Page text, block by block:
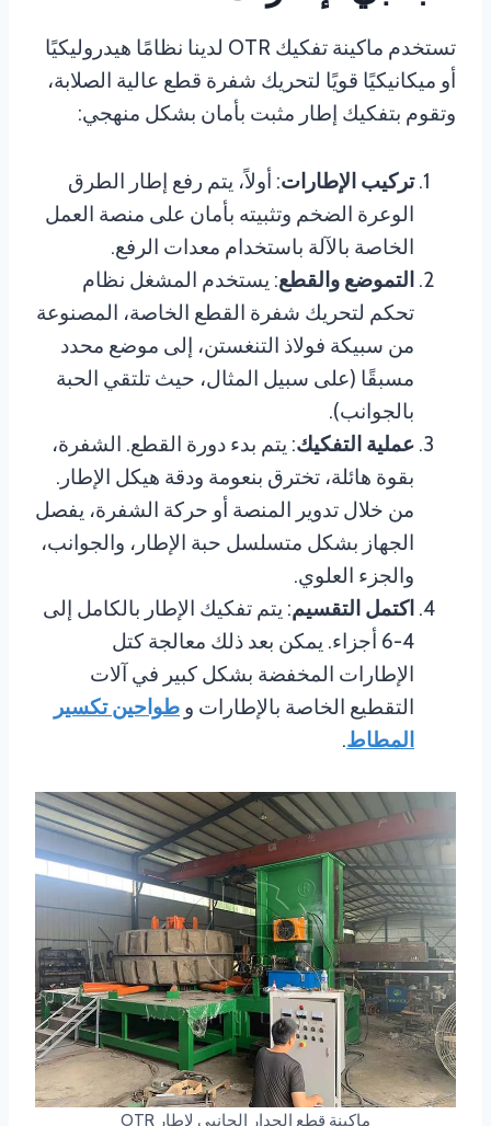
تستخدم ماكينة تفكيك OTR لدينا نظامًا هيدروليكيًا
أو ميكانيكيًا قويًا لتحريك شفرة قطع عالية الصلابة،
وتقوم بتفكيك إطار مثبت بأمان بشكل منهجي:
تركيب الإطارات: أولاً، يتم رفع إطار الطرق
الوعرة الضخم وتثبيته بأمان على منصة العمل
الخاصة بالآلة باستخدام معدات الرفع.
التموضع والقطع: يستخدم المشغل نظام
تحكم لتحريك شفرة القطع الخاصة، المصنوعة
من سبيكة فولاذ التنغستن، إلى موضع محدد
مسبقًا (على سبيل المثال، حيث تلتقي الحبة
بالجوانب).
عملية التفكيك: يتم بدء دورة القطع. الشفرة،
بقوة هائلة، تخترق بنعومة ودقة هيكل الإطار.
من خلال تدوير المنصة أو حركة الشفرة، يفصل
الجهاز بشكل متسلسل حبة الإطار، والجوانب،
والجزء العلوي.
اكتمل التقسيم: يتم تفكيك الإطار بالكامل إلى
4-6 أجزاء. يمكن بعد ذلك معالجة كتل
الإطارات المخفضة بشكل كبير في آلات
التقطيع الخاصة بالإطارات و طواحين تكسير
المطاط.
ماكينة قطع الجدار الجانبي لإطار OTR